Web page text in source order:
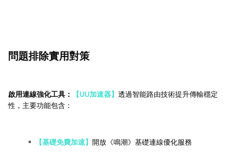
問題排除實用對策
啟用連線強化工具： 【UU加速器】 透過智能路由技術提升傳輸穩定
性，主要功能包含：
【基礎免費加速】 開放《鳴潮》基礎連線優化服務